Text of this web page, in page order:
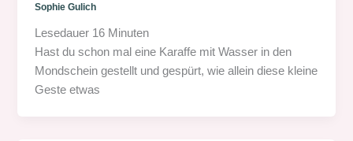
Sophie Gulich
Lesedauer 16 Minuten
Hast du schon mal eine Karaffe mit Wasser in den
Mondschein gestellt und gespürt, wie allein diese kleine
Geste etwas